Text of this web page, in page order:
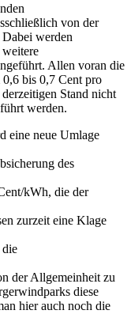
von der
werden
weitere
Allen voran die
bis 0,7 Cent pro
Stand nicht
werden.
eine neue Umlage
des
kWh, die der
zurzeit eine Klage
die
der Allgemeinheit zu
diese
hier auch noch die